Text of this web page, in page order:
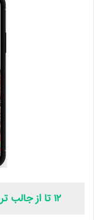
۱۲ تا از جالب ترین برنامه ها برای گوشی آیفون